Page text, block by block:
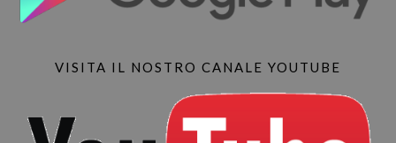
VISITA IL NOSTRO CANALE YOUTUBE